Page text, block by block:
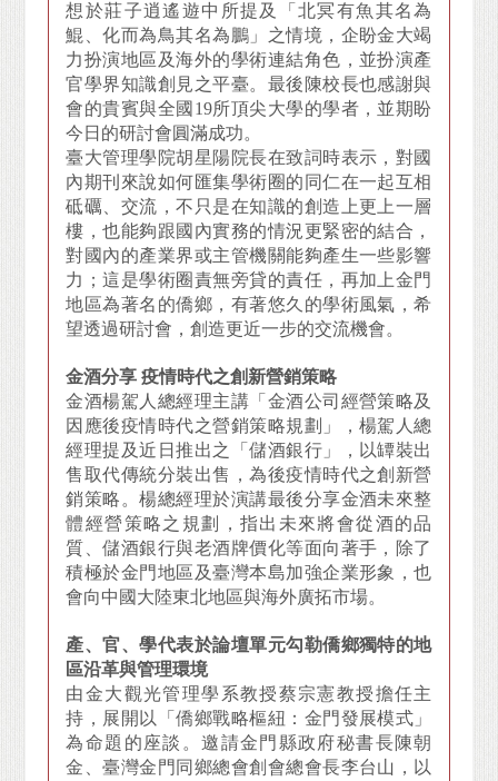
想於莊子逍遙遊中所提及「北冥有魚其名為
鯤、化而為鳥其名為鵬」之情境，企盼金大竭
力扮演地區及海外的學術連結角色，並扮演產
官學界知識創見之平臺。最後陳校長也感謝與
會的貴賓與全國19所頂尖大學的學者，並期盼
今日的研討會圓滿成功。
臺大管理學院胡星陽院長在致詞時表示，對國
內期刊來說如何匯集學術圈的同仁在一起互相
砥礪、交流，不只是在知識的創造上更上一層
樓，也能夠跟國內實務的情況更緊密的結合，
對國內的產業界或主管機關能夠產生一些影響
力；這是學術圈責無旁貸的責任，再加上金門
地區為著名的僑鄉，有著悠久的學術風氣，希
望透過研討會，創造更近一步的交流機會。
金酒分享 疫情時代之創新營銷策略
金酒楊駕人總經理主講「金酒公司經營策略及
因應後疫情時代之營銷策略規劃」，楊駕人總
經理提及近日推出之「儲酒銀行」，以罈裝出
售取代傳統分裝出售，為後疫情時代之創新營
銷策略。楊總經理於演講最後分享金酒未來整
體經營策略之規劃，指出未來將會從酒的品
質、儲酒銀行與老酒牌價化等面向著手，除了
積極於金門地區及臺灣本島加強企業形象，也
會向中國大陸東北地區與海外廣拓市場。
產、官、學代表於論壇單元勾勒僑鄉獨特的地
區沿革與管理環境
由金大觀光管理學系教授蔡宗憲教授擔任主
持，展開以「僑鄉戰略樞紐：金門發展模式」
為命題的座談。邀請金門縣政府秘書長陳朝
金、臺灣金門同鄉總會創會總會長李台山，以